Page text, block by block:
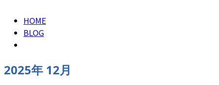
HOME
BLOG
2025年 12月